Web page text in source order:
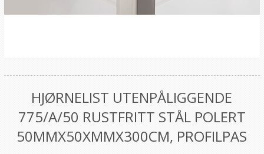
HJØRNELIST UTENPÅLIGGENDE
775/A/50 RUSTFRITT STÅL POLERT
50MMX50XMMX300CM, PROFILPAS